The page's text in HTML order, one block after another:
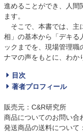
進めることができ、人間
ます。
そこで、本書では、主
相」の基本から「デキる
ックまでを、現場管理職
ナマの声をもとに、わか
目次
著者プロフィール
販売元：C&R研究所
商品についてのお問い合
発送商品の送料について：